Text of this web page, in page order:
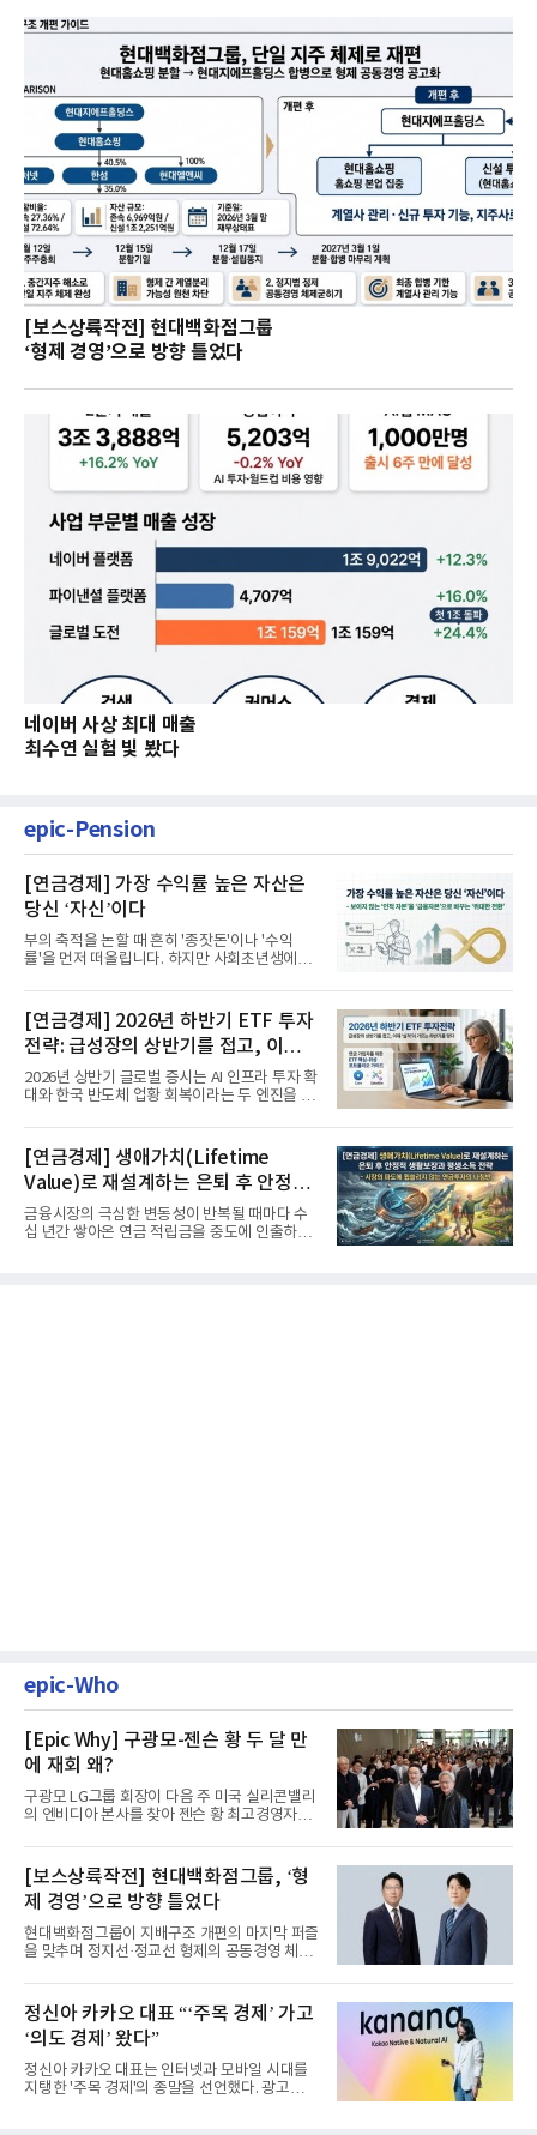
[보스상륙작전] 현대백화점그룹
‘형제 경영’으로 방향 틀었다
네이버 사상 최대 매출
최수연 실험 빛 봤다
epic-Pension
[연금경제] 가장 수익률 높은 자산은
당신 ‘자신’이다
부의 축적을 논할 때 흔히 '종잣돈'이나 '수익
률'을 먼저 떠올립니다. 하지만 사회초년생에게
[연금경제] 2026년 하반기 ETF 투자
전략: 급성장의 상반기를 접고, 이제
'실적'이 가르는 하반기를 맞다
2026년 상반기 글로벌 증시는 AI 인프라 투자 확
대와 한국 반도체 업황 회복이라는 두 엔진을 달
[연금경제] 생애가치(Lifetime
Value)로 재설계하는 은퇴 후 안정적
생활보장과 평생소득 전략
금융시장의 극심한 변동성이 반복될 때마다 수
십 년간 쌓아온 연금 적립금을 중도에 인출하거
epic-Who
[Epic Why] 구광모-젠슨 황 두 달 만
에 재회 왜?
구광모 LG그룹 회장이 다음 주 미국 실리콘밸리
의 엔비디아 본사를 찾아 젠슨 황 최고경영자
[보스상륙작전] 현대백화점그룹, ‘형
제 경영’으로 방향 틀었다
현대백화점그룹이 지배구조 개편의 마지막 퍼즐
을 맞추며 정지선·정교선 형제의 공동경영 체제
정신아 카카오 대표 “‘주목 경제’ 가고
‘의도 경제’ 왔다”
정신아 카카오 대표는 인터넷과 모바일 시대를
지탱한 '주목 경제'의 종말을 선언했다. 광고를